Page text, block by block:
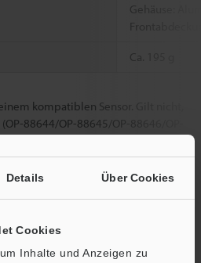
Details Über Cookies
Cookies
Inhalte und Anzeigen zu
Gehäuse:
Ca. 195 g
kompatiblen Sensor. Gilt nicht,
88644/OP-88645/OP-88646/OP-